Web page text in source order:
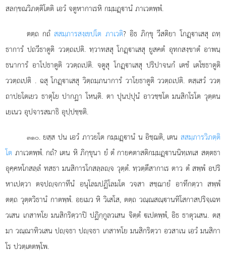
สลกฺขณวิภตฺติโตติ เอวํ จตูหากาเรหิ กมฺมฏฺานํ ภาเวตพฺพํ.
ตตฺถ กถํสสมฺภารสงฺเขปโต ภาเวติ? อิธ ภิกฺขุ วีสติยา โกฏฺาเสสุ ถทฺ
ธาการํ ปถวีธาตูติ ววตฺถเปติ. ทฺวาทสสุ โกฏฺาเสสุ ยูสคตํ อุทกสงฺขาตํ อาพนฺ
ธนาการํ อาโปธาตูติ ววตฺถเปติ. จตูสุ โกฏฺาเสสุ ปริปาจนกํ เตชํ เตโชธาตูติ
ววตฺถเปติ . ฉสุ โกฏฺาเสสุ วิตฺถมฺภนาการํ วาโยธาตูติ ววตฺถเปติ. ตสฺเสวํ ววตฺ
ถาปยโตเยว ธาตุโย ปากฏา โหนฺติ. ตา ปุนปฺปุนํ อาวชฺชโต มนสิกโรโต วุตฺตน
เยเนว อุปจารสมาธิ อุปฺปชฺชติ.
๓๑๐. ยสฺส ปน เอวํ ภาวยโต กมฺมฏฺานํ น อิชฺฌติ, เตน สสมฺภารวิภตฺติ
โต ภาเวตพฺพํ. กถํ? เตน หิ ภิกฺขุนา ยํ ตํ กายคตาสติกมฺมฏฺานนิทฺเทเส สตฺตธา
อุคฺคหโกสลฺลํ ทสธา มนสิการโกสลฺลฺจ วุตฺตํ. ทฺวตฺตึสากาเร ตาว ตํ สพฺพํ อปริ
หาเปตฺวา ตจปฺจกาทีนํ อนุโลมปฏิโลมโต วจสา สชฺฌายํ อาทึกตฺวา สพฺพํ
ตตฺถ วุตฺตวิธานํ กาตพฺพํ. อยเมว หิ วิเสโส, ตตฺถ วณฺณสณฺานทิโสกาสปริจฺเฉท
วเสน เกสาทโย มนสิกริตฺวาปิ ปฏิกฺกูลวเสน จิตฺตํ เปตพฺพํ, อิธ ธาตุวเสน. ตสฺ
มา วณฺณาทิวเสน ปฺจธา ปฺจธา เกสาทโย มนสิกริตฺวา อวสาเน เอวํ มนสิกา
โร ปวตฺเตตพฺโพ.